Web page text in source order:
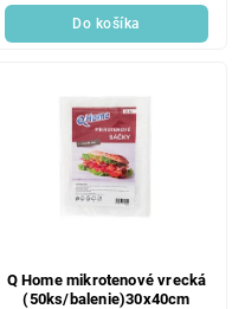
Do košíka
Q Home mikrotenové vrecká
(50ks/balenie)30x40cm